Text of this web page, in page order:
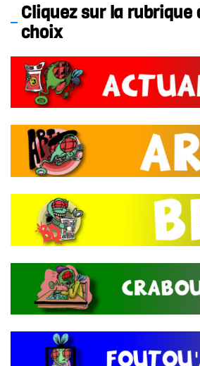
Cliquez sur la rubrique
choix